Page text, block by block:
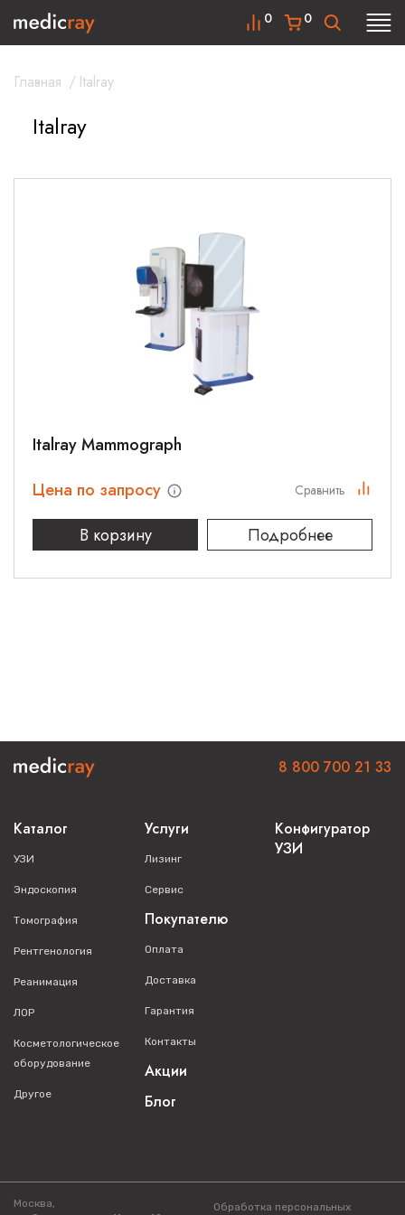
0
0
Главная / Italray
Italray
Italray Mammograph
Цена по запросу
В корзину
Подробнее
Сравнить
Каталог
УЗИ
Эндоскопия
Томография
Рентгенология
Реанимация
ЛОР
Косметологическое
оборудование
Другое
Услуги
Лизинг
Сервис
Покупателю
Оплата
Доставка
Гарантия
Контакты
Акции
Блог
Конфигуратор
УЗИ
8 800 700 21 33
Москва,
Обработка персональных